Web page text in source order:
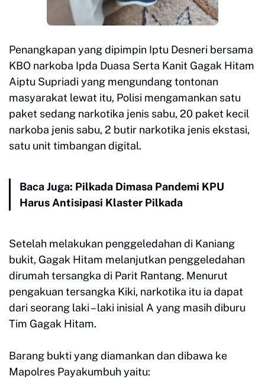
Penangkapan yang dipimpin Iptu Desneri bersama
KBO narkoba Ipda Duasa Serta Kanit Gagak Hitam
Aiptu Supriadi yang mengundang tontonan
masyarakat lewat itu, Polisi mengamankan satu
paket sedang narkotika jenis sabu, 20 paket kecil
narkoba jenis sabu, 2 butir narkotika jenis ekstasi,
satu unit timbangan digital.
Baca Juga: Pilkada Dimasa Pandemi KPU
Harus Antisipasi Klaster Pilkada
Setelah melakukan penggeledahan di Kaniang
bukit, Gagak Hitam melanjutkan penggeledahan
dirumah tersangka di Parit Rantang. Menurut
pengakuan tersangka Kiki, narkotika itu ia dapat
dari seorang laki – laki inisial A yang masih diburu
Tim Gagak Hitam.
Barang bukti yang diamankan dan dibawa ke
Mapolres Payakumbuh yaitu: